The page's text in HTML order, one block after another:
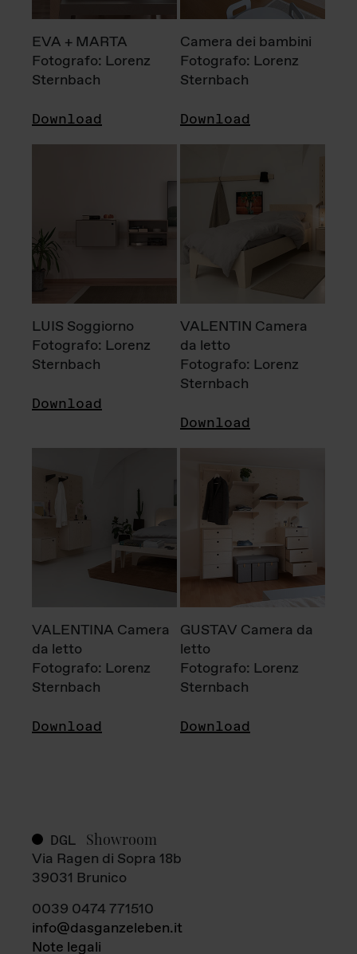
EVA + MARTA
Fotografo: Lorenz
Sternbach
Download
Camera dei bambini
Fotografo: Lorenz
Sternbach
Download
LUIS Soggiorno
Fotografo: Lorenz
Sternbach
Download
VALENTIN Camera
da letto
Fotografo: Lorenz
Sternbach
Download
VALENTINA Camera
da letto
Fotografo: Lorenz
Sternbach
Download
GUSTAV Camera da
letto
Fotografo: Lorenz
Sternbach
Download
DGL Showroom
Via Ragen di Sopra 18b
39031 Brunico
0039 0474 771510
info@dasganzeleben.it
Note legali